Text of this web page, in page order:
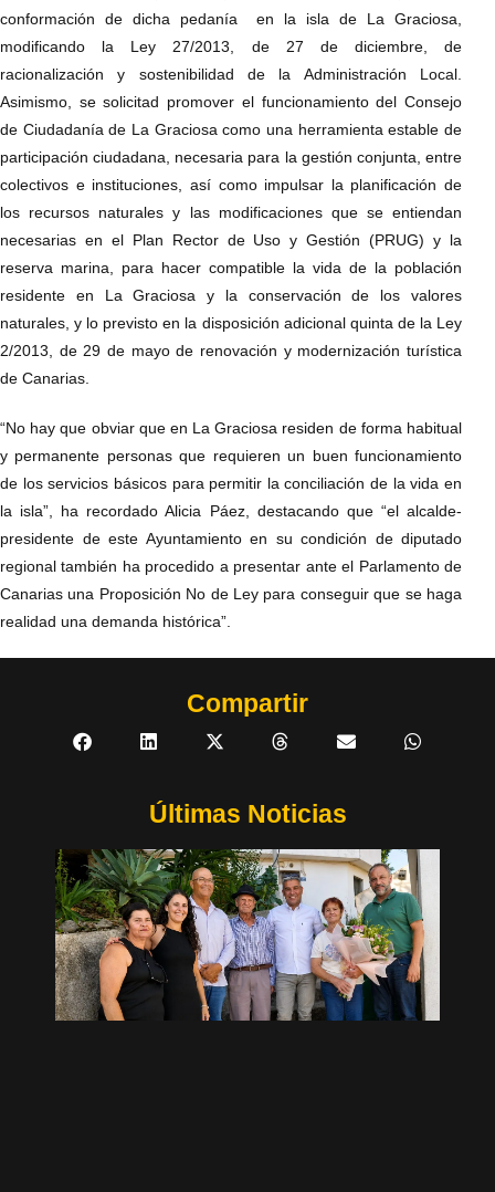
conformación de dicha pedanía en la isla de La Graciosa,
modificando la Ley 27/2013, de 27 de diciembre, de
racionalización y sostenibilidad de la Administración Local.
Asimismo, se solicitad promover el funcionamiento del Consejo
de Ciudadanía de La Graciosa como una herramienta estable de
participación ciudadana, necesaria para la gestión conjunta, entre
colectivos e instituciones, así como impulsar la planificación de
los recursos naturales y las modificaciones que se entiendan
necesarias en el Plan Rector de Uso y Gestión (PRUG) y la
reserva marina, para hacer compatible la vida de la población
residente en La Graciosa y la conservación de los valores
naturales, y lo previsto en la disposición adicional quinta de la Ley
2/2013, de 29 de mayo de renovación y modernización turística
de Canarias.
“No hay que obviar que en La Graciosa residen de forma habitual
y permanente personas que requieren un buen funcionamiento
de los servicios básicos para permitir la conciliación de la vida en
la isla”, ha recordado Alicia Páez, destacando que “el alcalde-
presidente de este Ayuntamiento en su condición de diputado
regional también ha procedido a presentar ante el Parlamento de
Canarias una Proposición No de Ley para conseguir que se haga
realidad una demanda histórica”.
Compartir
Últimas Noticias